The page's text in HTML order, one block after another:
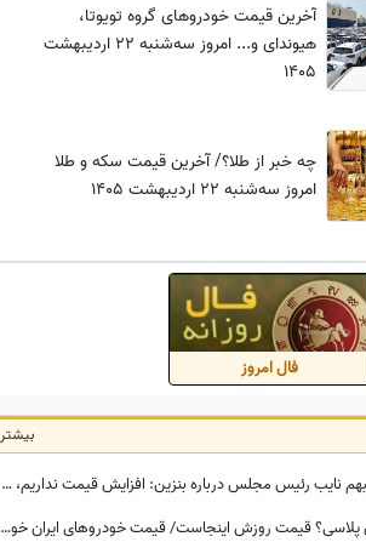
آخرین قیمت خودروهای گروه تویوتا،
هیوندای و... امروز سه‌شنبه 22 اردیبهشت
1405
چه خبر از طلا؟/ آخرین قیمت سکه و طلا
امروز سه‌شنبه 22 اردیبهشت 1405
فال امروز
بیشتر
توضیحات مبهم نایب رئیس مجلس درباره بنزین: افزایش قیمت نداریم، جابجایی سهمیه داریم!
عاشق سورن پلاسی؟ قیمت روزش اینجاست/ قیمت خودرو‌های ایران خودرو امروز پنجشنبه 15 مرداد 1405